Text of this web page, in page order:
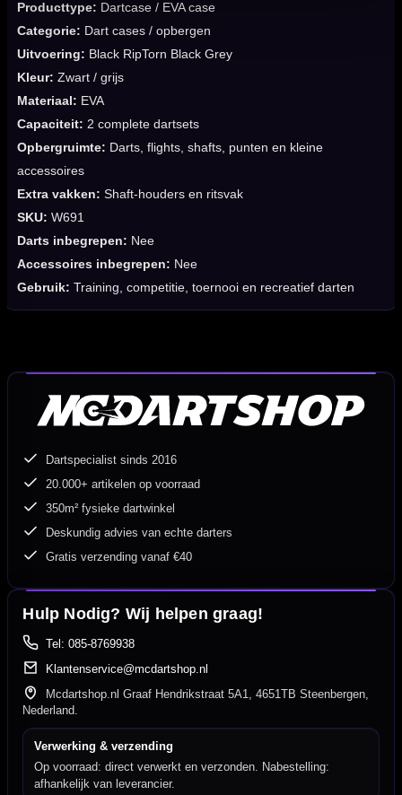
Producttype: Dartcase / EVA case
Categorie: Dart cases / opbergen
Uitvoering: Black RipTorn Black Grey
Kleur: Zwart / grijs
Materiaal: EVA
Capaciteit: 2 complete dartsets
Opbergruimte: Darts, flights, shafts, punten en kleine
accessoires
Extra vakken: Shaft-houders en ritsvak
SKU: W691
Darts inbegrepen: Nee
Accessoires inbegrepen: Nee
Gebruik: Training, competitie, toernooi en recreatief darten
Dartspecialist sinds 2016
20.000+ artikelen op voorraad
350m² fysieke dartwinkel
Deskundig advies van echte darters
Gratis verzending vanaf €40
Hulp Nodig? Wij helpen graag!
Tel: 085-8769938
Klantenservice@mcdartshop.nl
Mcdartshop.nl Graaf Hendrikstraat 5A1, 4651TB Steenbergen,
Nederland.
Verwerking & verzending
Op voorraad: direct verwerkt en verzonden. Nabestelling:
afhankelijk van leverancier.